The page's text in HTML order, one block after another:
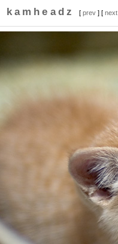
kamheadz [prev ] [next